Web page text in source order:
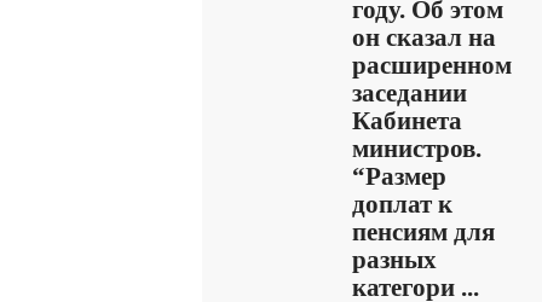
году. Об этом
он сказал на
расширенном
заседании
Кабинета
министров.
“Размер
доплат к
пенсиям для
разных
категори ...